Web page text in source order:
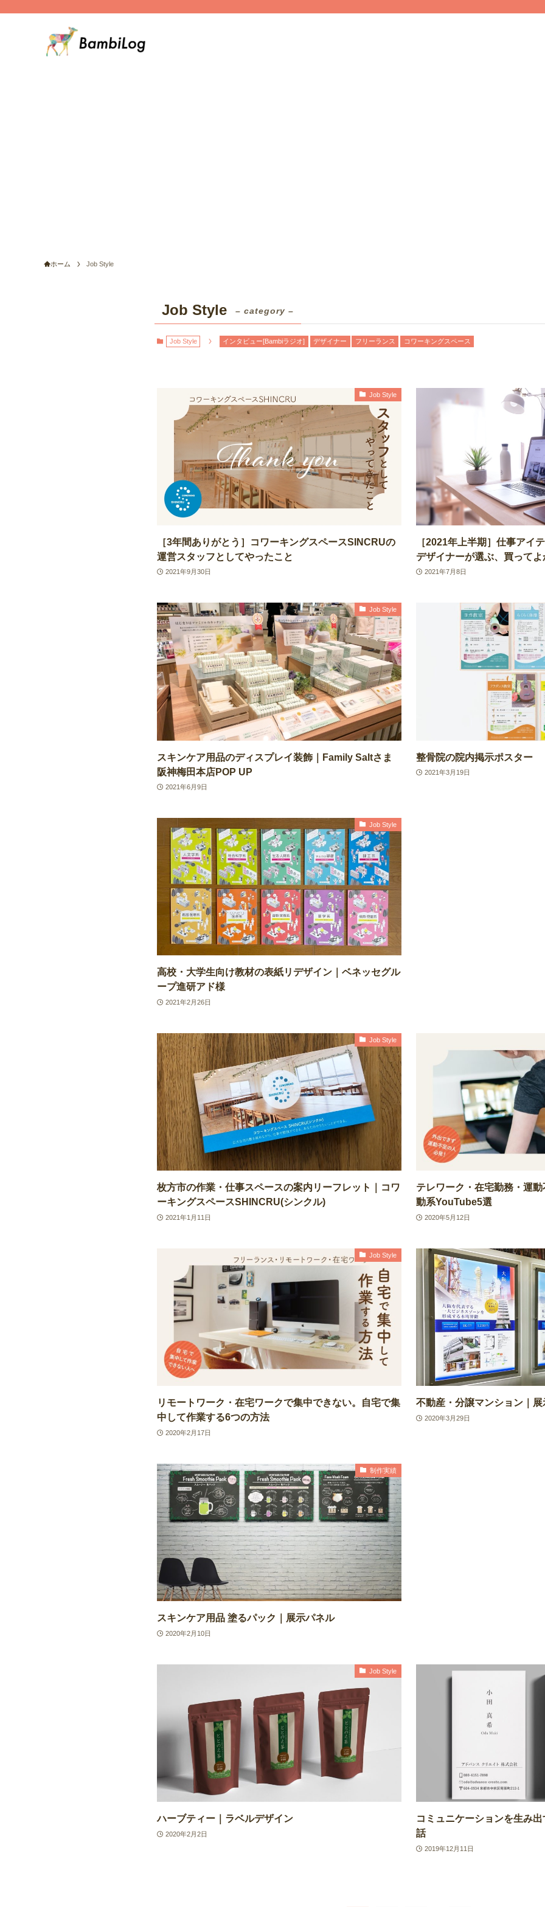
ホーム Job Style
Job Style – category –
Job Style インタビュー[Bambiラジオ] デザイナー フリーランス コワーキングスペース
Job Style
［3年間ありがとう］コワーキングスペースSINCRUの
運営スタッフとしてやったこと
2021年9月30日
［2021年上半期］仕事アイ
デザイナーが選ぶ、買って
2021年7月8日
Job Style
スキンケア用品のディスプレイ装飾｜Family Saltさま
阪神梅田本店POP UP
2021年6月9日
整骨院の院内掲示ポスター
2021年3月19日
Job Style
高校・大学生向け教材の表紙リデザイン｜ベネッセグル
ープ進研アド様
2021年2月26日
Job Style
枚方市の作業・仕事スペースの案内リーフレット｜コワ
ーキングスペースSHINCRU(シンクル)
2021年1月11日
テレワーク・在宅勤務・運
動系YouTube5選
2020年5月12日
Job Style
リモートワーク・在宅ワークで集中できない。自宅で集
中して作業する6つの方法
2020年2月17日
不動産・分譲マンション｜展
2020年3月29日
制作実績
スキンケア用品 塗るパック｜展示パネル
2020年2月10日
Job Style
ハーブティー｜ラベルデザイン
2020年2月2日
コミュニケーションを生み
話
2019年12月11日